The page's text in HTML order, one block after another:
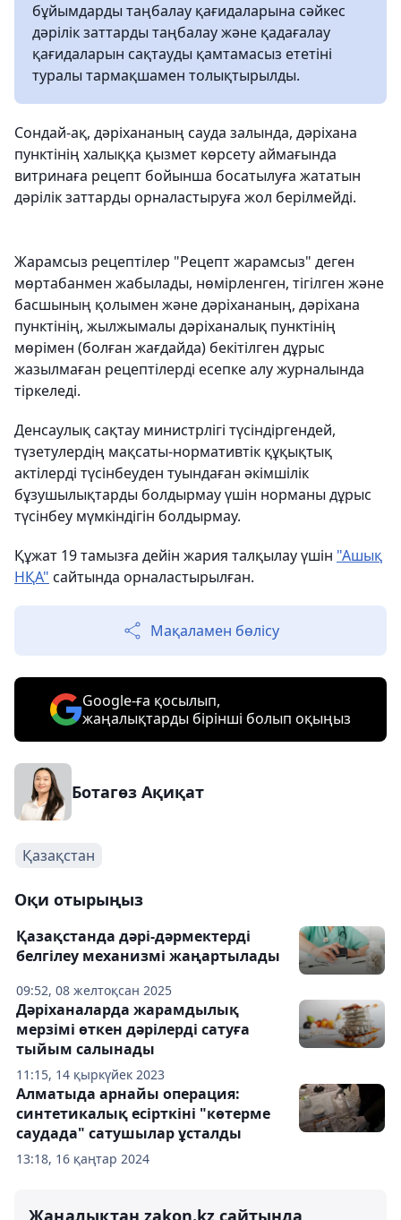
бұйымдарды таңбалау қағидаларына сәйкес
дәрілік заттарды таңбалау және қадағалау
қағидаларын сақтауды қамтамасыз ететіні
туралы тармақшамен толықтырылды.
Сондай-ақ, дәріхананың сауда залында, дәріхана
пунктінің халыққа қызмет көрсету аймағында
витринаға рецепт бойынша босатылуға жататын
дәрілік заттарды орналастыруға жол берілмейді.
Жарамсыз рецептілер "Рецепт жарамсыз" деген
мөртабанмен жабылады, нөмірленген, тігілген және
басшының қолымен және дәріхананың, дәріхана
пунктінің, жылжымалы дәріханалық пунктінің
мөрімен (болған жағдайда) бекітілген дұрыс
жазылмаған рецептілерді есепке алу журналында
тіркеледі.
Денсаулық сақтау министрлігі түсіндіргендей,
түзетулердің мақсаты-нормативтік құқықтық
актілерді түсінбеуден туындаған әкімшілік
бұзушылықтарды болдырмау үшін норманы дұрыс
түсінбеу мүмкіндігін болдырмау.
Құжат 19 тамызға дейін жария талқылау үшін "Ашық
НҚА" сайтында орналастырылған.
Мақаламен бөлісу
Google-ға қосылып,
жаңалықтарды бірінші болып оқыңыз
Ботагөз Ақиқат
Қазақстан
Оқи отырыңыз
09:52, 08 желтоқсан 2025
Қазақстанда дәрі-дәрмектерді
белгілеу механизмі жаңартылады
11:15, 14 қыркүйек 2023
Дәріханаларда жарамдылық
мерзімі өткен дәрілерді сатуға
тыйым салынады
13:18, 16 қаңтар 2024
Алматыда арнайы операция:
синтетикалық есірткіні "көтерме
саудада" сатушылар ұсталды
Жаңалықтан zakon.kz сайтында